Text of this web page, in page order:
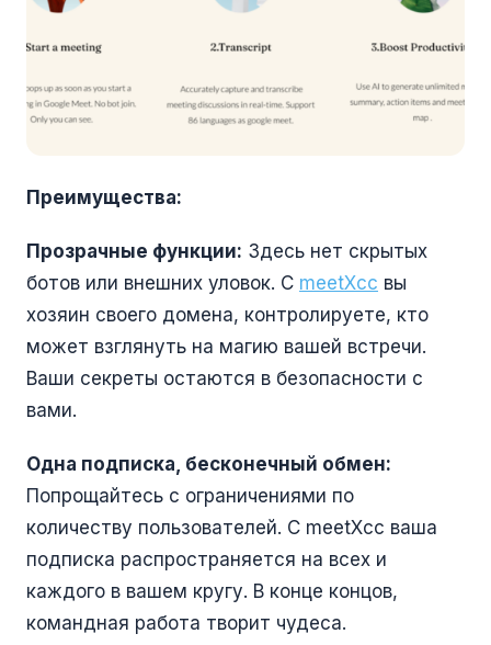
Преимущества:
Прозрачные функции: Здесь нет скрытых
ботов или внешних уловок. С meetXcc вы
хозяин своего домена, контролируете, кто
может взглянуть на магию вашей встречи.
Ваши секреты остаются в безопасности с
вами.
Одна подписка, бесконечный обмен:
Попрощайтесь с ограничениями по
количеству пользователей. С meetXcc ваша
подписка распространяется на всех и
каждого в вашем кругу. В конце концов,
командная работа творит чудеса.